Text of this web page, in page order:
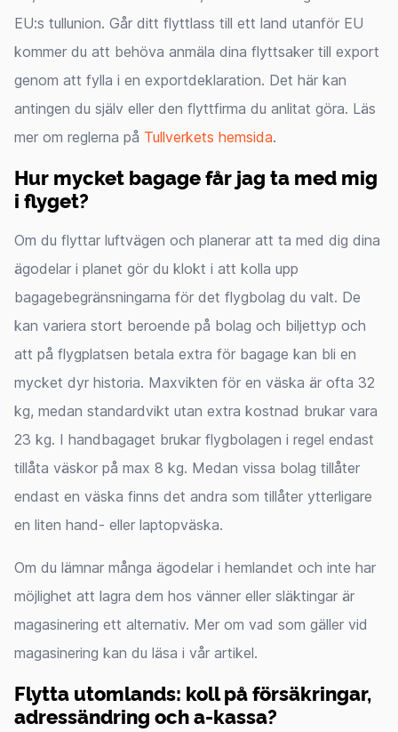
EU:s tullunion. Går ditt flyttlass till ett land utanför EU
kommer du att behöva anmäla dina flyttsaker till export
genom att fylla i en exportdeklaration. Det här kan
antingen du själv eller den flyttfirma du anlitat göra. Läs
mer om reglerna på Tullverkets hemsida.
Hur mycket bagage får jag ta med mig
i flyget?
Om du flyttar luftvägen och planerar att ta med dig dina
ägodelar i planet gör du klokt i att kolla upp
bagagebegränsningarna för det flygbolag du valt. De
kan variera stort beroende på bolag och biljettyp och
att på flygplatsen betala extra för bagage kan bli en
mycket dyr historia. Maxvikten för en väska är ofta 32
kg, medan standardvikt utan extra kostnad brukar vara
23 kg. I handbagaget brukar flygbolagen i regel endast
tillåta väskor på max 8 kg. Medan vissa bolag tillåter
endast en väska finns det andra som tillåter ytterligare
en liten hand- eller laptopväska.
Om du lämnar många ägodelar i hemlandet och inte har
möjlighet att lagra dem hos vänner eller släktingar är
magasinering ett alternativ. Mer om vad som gäller vid
magasinering kan du läsa i vår artikel.
Flytta utomlands: koll på försäkringar,
adressändring och a-kassa?